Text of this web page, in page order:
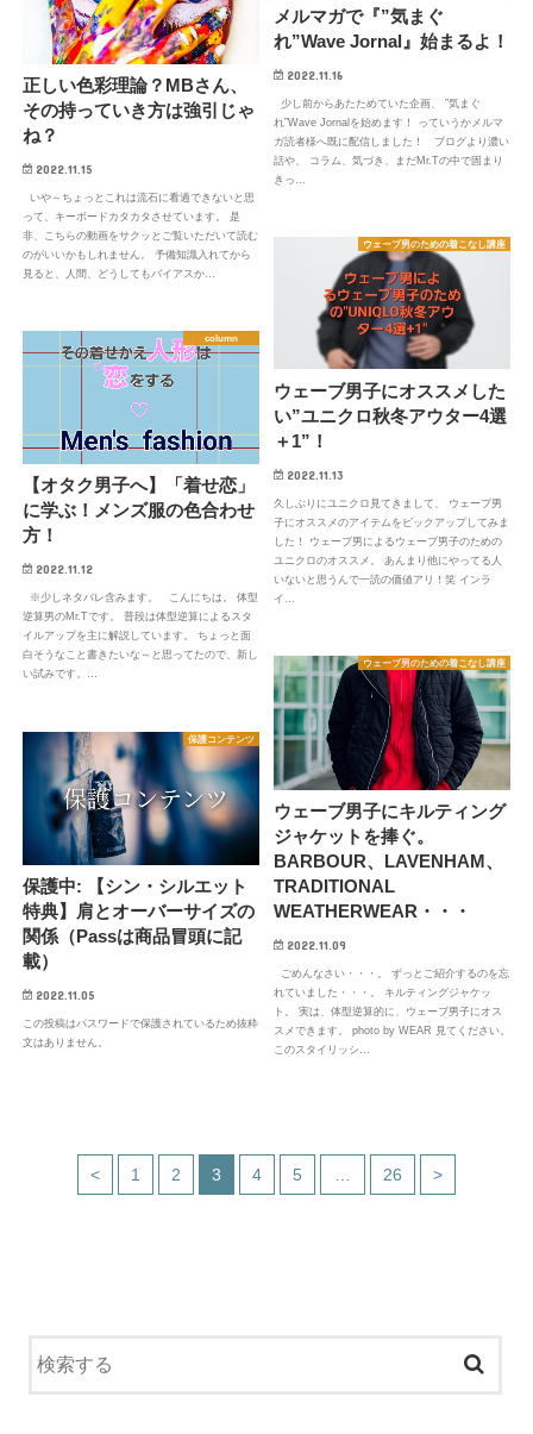
メルマガで『”気まぐ
れ”Wave Jornal』始まるよ！
2022.11.16
少し前からあたためていた企画、 ”気まぐ
れ”Wave Jornalを始めます！ っていうかメルマ
ガ読者様へ既に配信しました！ ブログより濃い
話や、 コラム、気づき、まだMr.Tの中で固まり
きっ…
正しい色彩理論？MBさん、
その持っていき方は強引じゃ
ね？
2022.11.15
いや～ちょっとこれは流石に看過できないと思
って、キーボードカタカタさせています。 是
非、こちらの動画をサクッとご覧いただいて読む
のがいいかもしれません。 予備知識入れてから
見ると、人間、どうしてもバイアスか…
ウェーブ男のための着こなし講座
ウェーブ男子にオススメした
い”ユニクロ秋冬アウター4選
＋1”！
2022.11.13
久しぶりにユニクロ見てきまして、 ウェーブ男
子にオススメのアイテムをピックアップしてみま
した！ ウェーブ男によるウェーブ男子のための
ユニクロのオススメ。 あんまり他にやってる人
いないと思うんで一読の価値アリ！笑 インラ
イ…
column
【オタク男子へ】「着せ恋」
に学ぶ！メンズ服の色合わせ
方！
2022.11.12
※少しネタバレ含みます。 こんにちは。 体型
逆算男のMr.Tです。 普段は体型逆算によるスタ
イルアップを主に解説しています。 ちょっと面
白そうなこと書きたいな～と思ってたので、新し
い試みです。…
ウェーブ男のための着こなし講座
ウェーブ男子にキルティング
ジャケットを捧ぐ。
BARBOUR、LAVENHAM、
TRADITIONAL
WEATHERWEAR・・・
2022.11.09
ごめんなさい・・・。 ずっとご紹介するのを忘
れていました・・・。 キルティングジャケッ
ト。 実は、体型逆算的に、ウェーブ男子にオス
スメできます。 photo by WEAR 見てください。
このスタイリッシ…
保護コンテンツ
保護中: 【シン・シルエット
特典】肩とオーバーサイズの
関係（Passは商品冒頭に記
載）
2022.11.05
この投稿はパスワードで保護されているため抜粋
文はありません。
< 1 2 3 4 5 26 >